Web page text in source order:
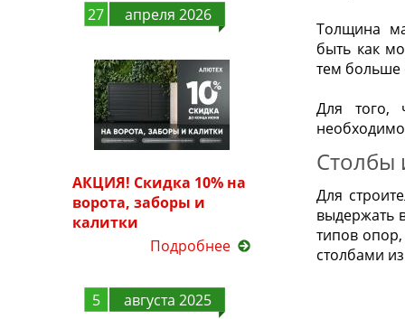
27 апреля 2026
АКЦИЯ! Скидка 10% на
ворота, заборы и
калитки
Подробнее
5 августа 2025
Толщина
быть как
тем больше
Для того,
Столбы
Для
выдержать
типов
столбами